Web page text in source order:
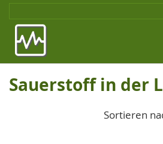
Sauerstoff in der
Sortieren